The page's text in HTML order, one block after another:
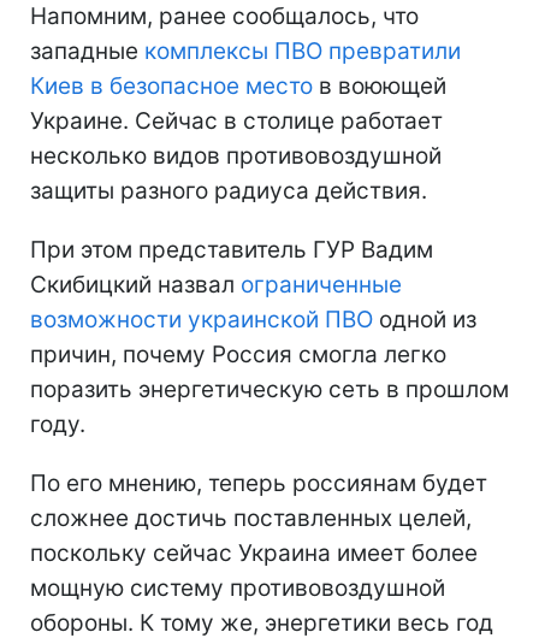
Напомним, ранее сообщалось, что
западные комплексы ПВО превратили
Киев в безопасное место в воюющей
Украине. Сейчас в столице работает
несколько видов противовоздушной
защиты разного радиуса действия.
При этом представитель ГУР Вадим
Скибицкий назвал ограниченные
возможности украинской ПВО одной из
причин, почему Россия смогла легко
поразить энергетическую сеть в прошлом
году.
По его мнению, теперь россиянам будет
сложнее достичь поставленных целей,
поскольку сейчас Украина имеет более
мощную систему противовоздушной
обороны. К тому же, энергетики весь год